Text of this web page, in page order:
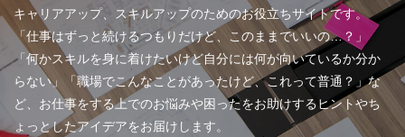
キャリアアップ、スキルアップのためのお役立ちサイトです。
「仕事はずっと続けるつもりだけど、このままでいいの…？」
「何かスキルを身に着けたいけど自分には何が向いているか分か
らない」「職場でこんなことがあったけど、これって普通？」な
ど、お仕事をする上でのお悩みや困ったをお助けするヒントやち
ょっとしたアイデアをお届けします。